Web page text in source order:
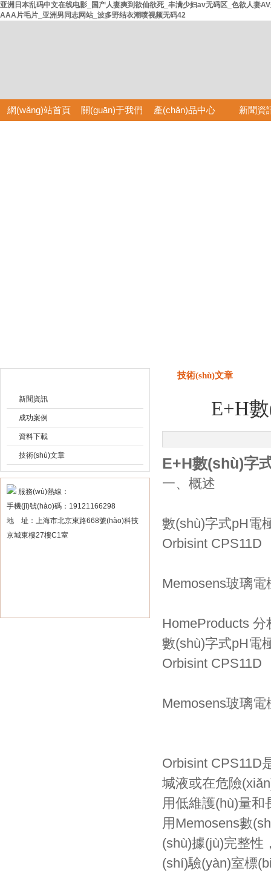
亚洲日本乱码中文在线电影_国产人妻爽到欲仙欲死_丰满少妇av无码区_色欲人妻
AAA片毛片_亚洲男同志网站_波多野结衣潮喷视频无码42
網(wǎng)站首頁 關(guān)于我們 產(chǎn)品中心 新聞資
新聞資訊
成功案例
資料下載
技術(shù)文章
服務(wù)熱線：
手機(jī)號(hào)碼：19121166298
地 址：上海市北京東路668號(hào)科技
京城東樓27樓C1室
技術(shù)文章
E+H
E+H數(shù)字
一、概述
數(shù)字式pH電
Orbisint CPS11D
Memosens玻璃
HomeProducts
數(shù)字式pH電
Orbisint CPS11D
Memosens玻璃電
Orbisint CPS11D
堿液或在危險
用低維護(hù)量和
用Memosens數
(shù)據(jù)完整性
(shí)驗(yàn)室標